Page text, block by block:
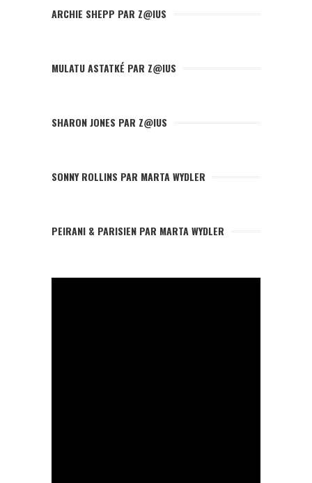
ARCHIE SHEPP PAR Z@IUS
MULATU ASTATKÉ PAR Z@IUS
SHARON JONES PAR Z@IUS
SONNY ROLLINS PAR MARTA WYDLER
PEIRANI & PARISIEN PAR MARTA WYDLER